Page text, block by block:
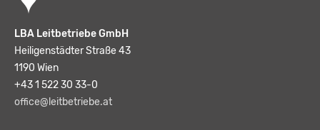
LBA Leitbetriebe GmbH
Heiligenstädter Straße 43
1190 Wien
+43 1 522 30 33-0
office@leitbetriebe.at